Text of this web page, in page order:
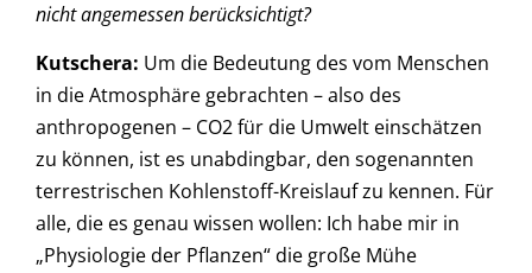
nicht angemessen berücksichtigt?
Kutschera: Um die Bedeutung des vom Menschen
in die Atmosphäre gebrachten – also des
anthropogenen – CO2 für die Umwelt einschätzen
zu können, ist es unabdingbar, den sogenannten
terrestrischen Kohlenstoff-Kreislauf zu kennen. Für
alle, die es genau wissen wollen: Ich habe mir in
„Physiologie der Pflanzen“ die große Mühe